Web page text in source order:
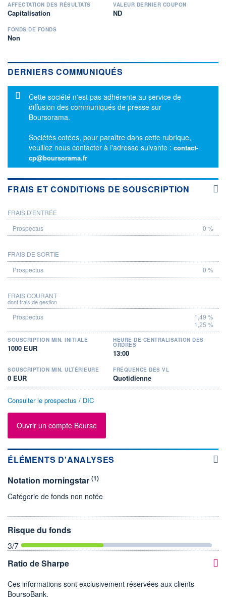
AFFECTATION DES RÉSULTATS
Capitalisation
VALEUR DERNIER COUPON
ND
FONDS DE FONDS
Non
DERNIERS COMMUNIQUÉS
Message d'information
Cette société n'est pas adhérente au service de
diffusion des communiqués de presse sur
Boursorama.
Sociétés cotées, pour paraître dans cette rubrique,
veuillez nous contacter à l'adresse suivante : contact-
cp@boursorama.fr
FRAIS ET CONDITIONS DE SOUSCRIPTION
PROSPECTUS
FRAIS D'ENTRÉE
0 %
FRAIS DE SORTIE
0 %
FRAIS COURANT
dont frais de gestion
1,49 %
1,25 %
SOUSCRIPTION MIN. INITIALE
1000 EUR
HEURE DE CENTRALISATION DES
ORDRES
13:00
SOUSCRIPTION MIN. ULTÉRIEURE
0 EUR
FRÉQUENCE DES VL
Quotidienne
Consulter le prospectus / DIC
Ouvrir un compte Bourse
ÉLÉMENTS D'ANALYSES
Notation morningstar (1)
Catégorie de fonds non notée
Risque du fonds
3/7
Ratio de Sharpe
Ces informations sont exclusivement réservées aux clients
BoursoBank.